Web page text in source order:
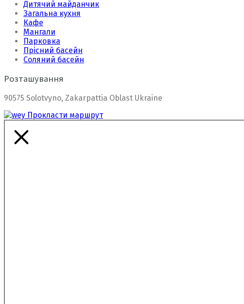
Дитячий майданчик
Загальна кухня
Кафе
Мангали
Парковка
Прісний басейн
Соляний басейн
Розташування
90575 Solotvyno, Zakarpattia Oblast Ukraine
Прокласти маршрут